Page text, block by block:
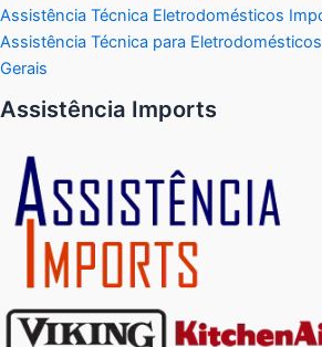
Assistência Técnica Eletrodomésticos
Assistência Técnica para
Gerais
Assistência Imports